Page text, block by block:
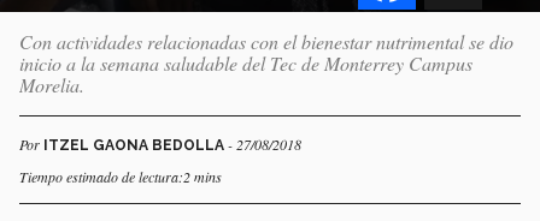
Con actividades relacionadas con el bienestar nutrimental se dio
inicio a la semana saludable del Tec de Monterrey Campus
Morelia.
Por ITZEL GAONA BEDOLLA - 27/08/2018
Tiempo estimado de lectura:2 mins